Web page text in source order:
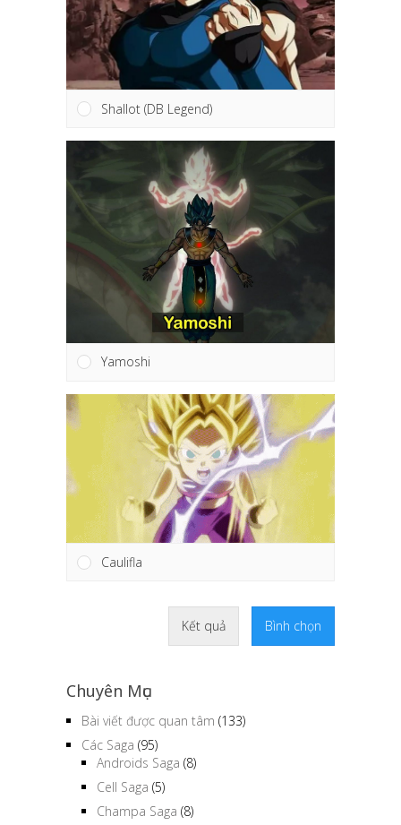
Shallot (DB Legend)
Yamoshi
Caulifla
Kết quả Bình chọn
Chuyên Mục
Bài viết được quan tâm (133)
Các Saga (95)
Androids Saga (8)
Cell Saga (5)
Champa Saga (8)